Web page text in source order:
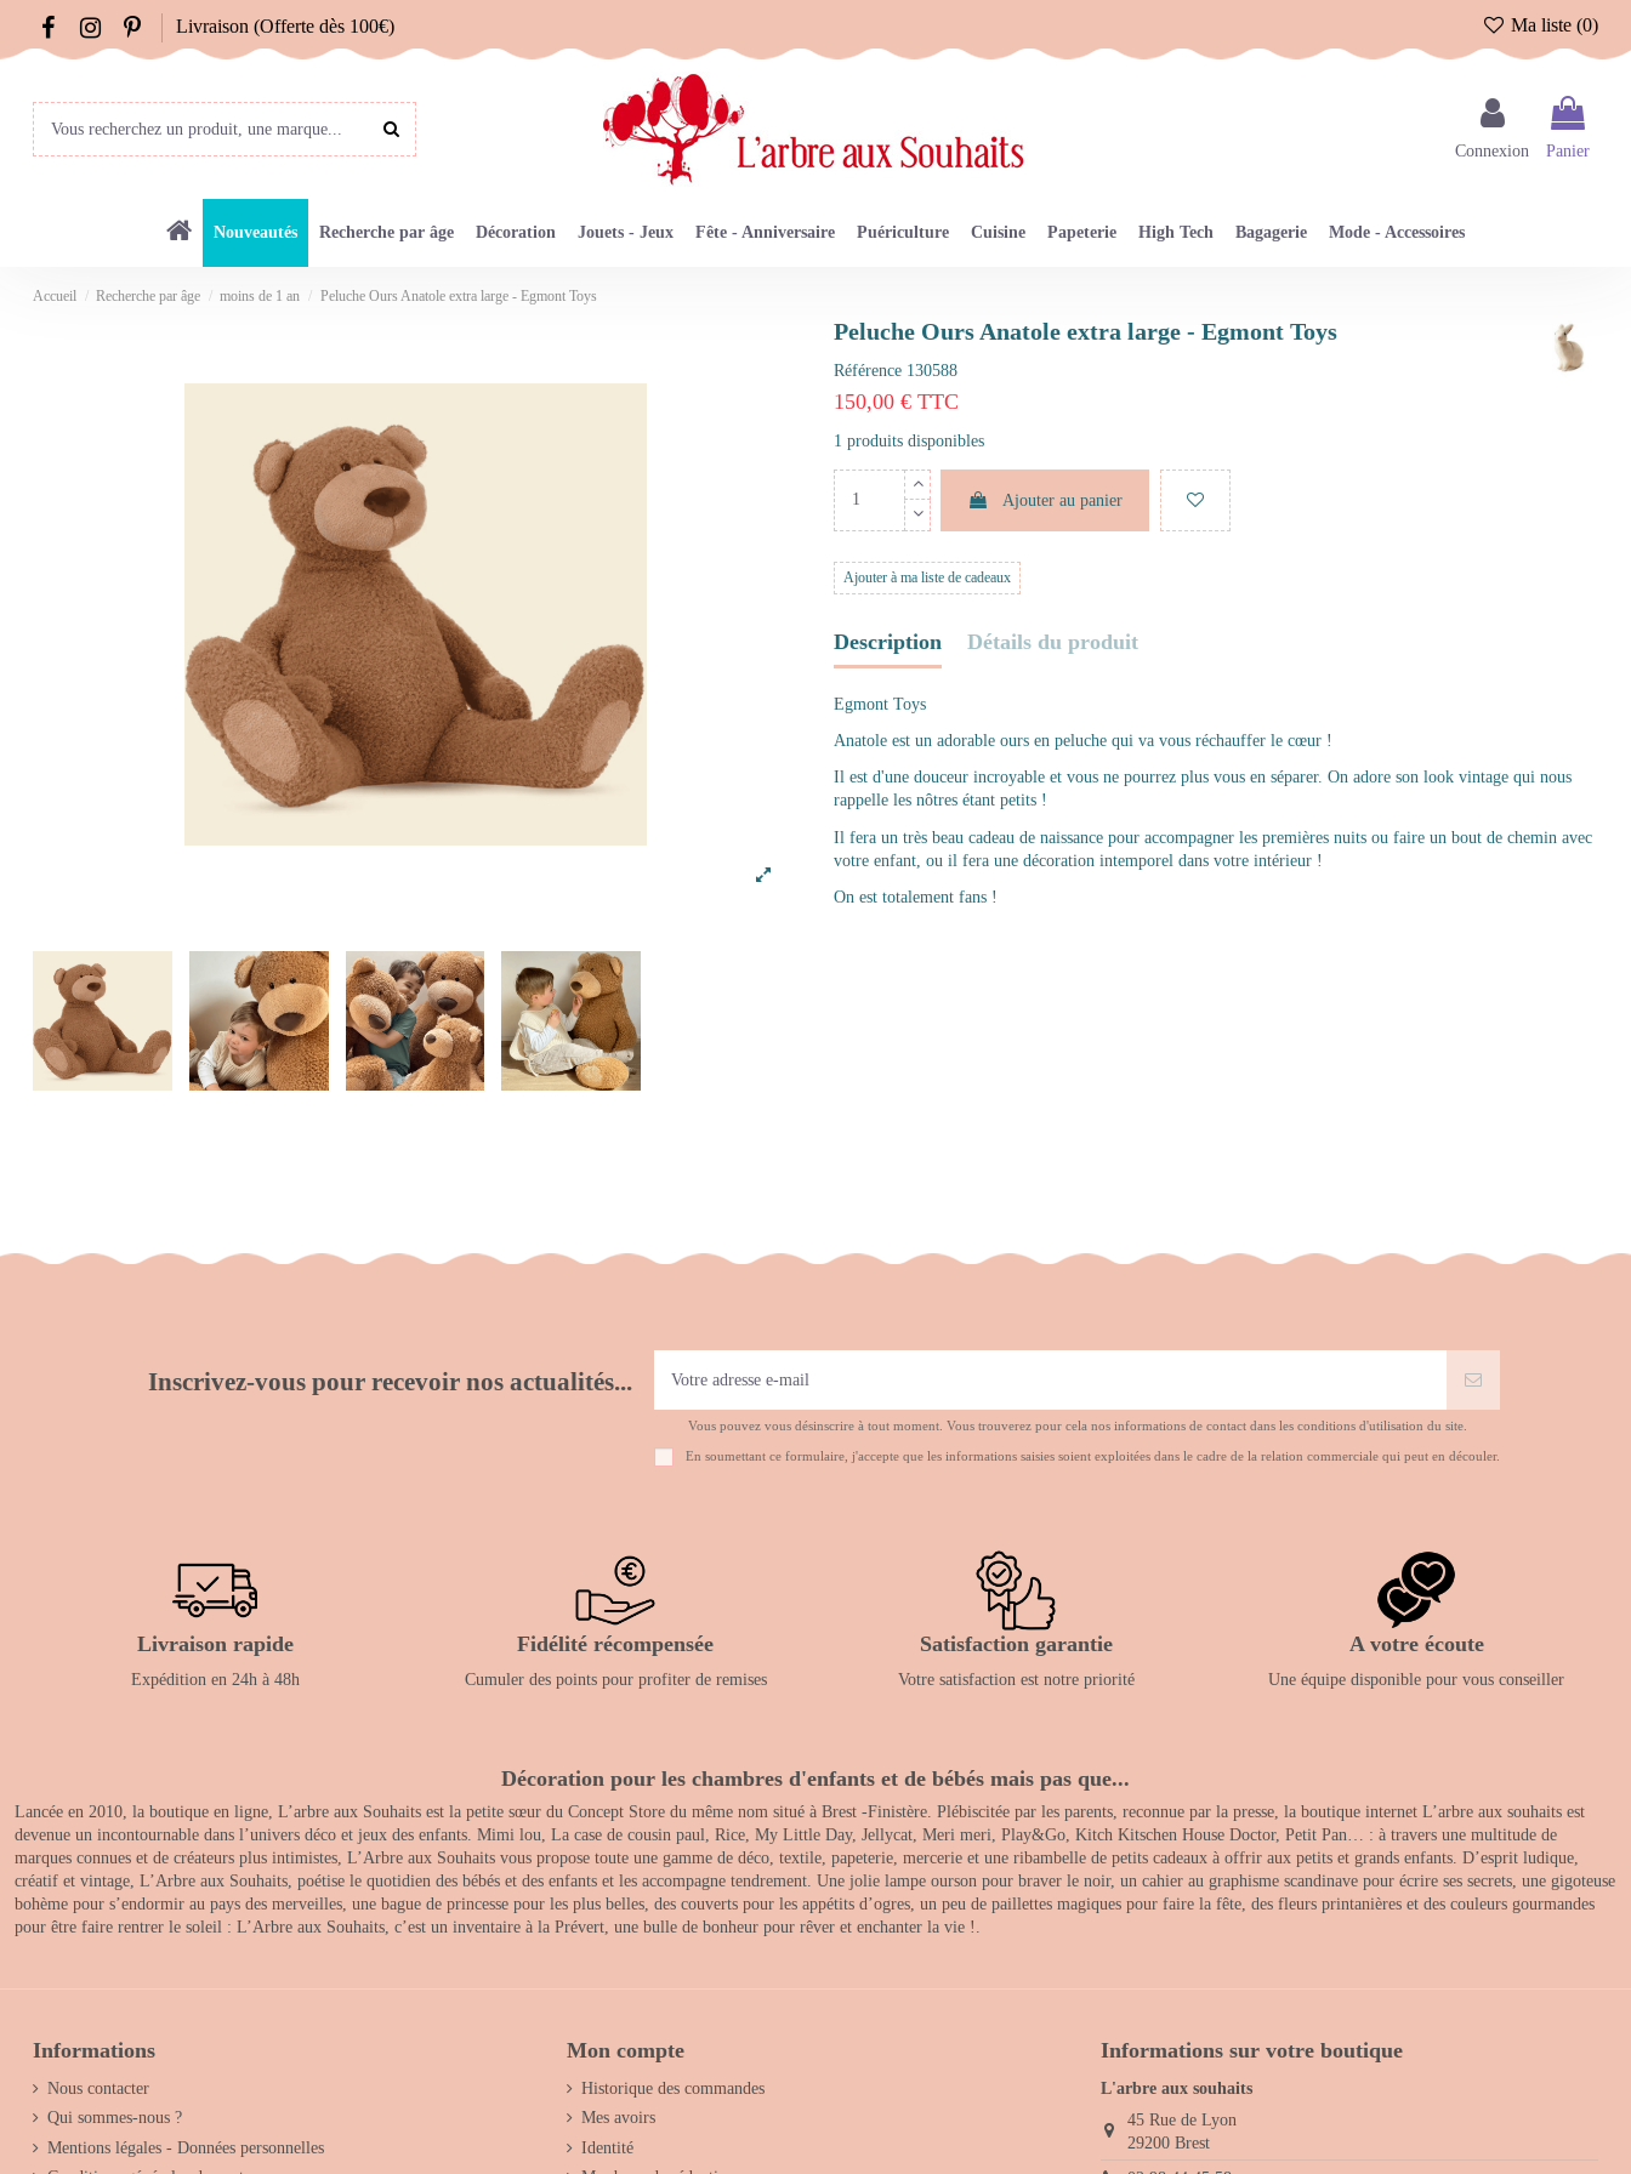
Livraison (Offerte dès 100€) Ma liste (0)
Connexion Panier
Nouveautés Recherche par âge Décoration Jouets - Jeux Fête - Anniversaire Puériculture Cuisine Papeterie High Tech Bagagerie Mode - Accessoires
Accueil Recherche par âge moins de 1 an Peluche Ours Anatole extra large - Egmont Toys
Peluche Ours Anatole extra large - Egmont Toys
Référence 130588
150,00 € TTC
1 produits disponibles
Ajouter au panier
Ajouter à ma liste de cadeaux
Description Détails du produit
Egmont Toys
Anatole est un adorable ours en peluche qui va vous réchauffer le cœur !
Il est d'une douceur incroyable et vous ne pourrez plus vous en séparer. On adore son look vintage qui nous
rappelle les nôtres étant petits !
Il fera un très beau cadeau de naissance pour accompagner les premières nuits ou faire un bout de chemin avec
votre enfant, ou il fera une décoration intemporel dans votre intérieur !
On est totalement fans !
Inscrivez-vous pour recevoir nos actualités...
Vous pouvez vous désinscrire à tout moment. Vous trouverez pour cela nos informations de contact dans les conditions d'utilisation du site.
En soumettant ce formulaire, j'accepte que les informations saisies soient exploitées dans le cadre de la relation commerciale qui peut en découler.
Livraison rapide
Expédition en 24h à 48h
Fidélité récompensée
Cumuler des points pour profiter de remises
Satisfaction garantie
Votre satisfaction est notre priorité
A votre écoute
Une équipe disponible pour vous conseiller
Décoration pour les chambres d'enfants et de bébés mais pas que...
Lancée en 2010, la boutique en ligne, L’arbre aux Souhaits est la petite sœur du Concept Store du même nom situé à Brest -Finistère. Plébiscitée par les parents, reconnue par la presse, la boutique internet L’arbre aux souhaits est
devenue un incontournable dans l’univers déco et jeux des enfants. Mimi lou, La case de cousin paul, Rice, My Little Day, Jellycat, Meri meri, Play&Go, Kitch Kitschen House Doctor, Petit Pan… : à travers une multitude de
marques connues et de créateurs plus intimistes, L’Arbre aux Souhaits vous propose toute une gamme de déco, textile, papeterie, mercerie et une ribambelle de petits cadeaux à offrir aux petits et grands enfants. D’esprit ludique,
créatif et vintage, L’Arbre aux Souhaits, poétise le quotidien des bébés et des enfants et les accompagne tendrement. Une jolie lampe ourson pour braver le noir, un cahier au graphisme scandinave pour écrire ses secrets, une gigoteuse
bohème pour s’endormir au pays des merveilles, une bague de princesse pour les plus belles, des couverts pour les appétits d’ogres, un peu de paillettes magiques pour faire la fête, des fleurs printanières et des couleurs gourmandes
pour être faire rentrer le soleil : L’Arbre aux Souhaits, c’est un inventaire à la Prévert, une bulle de bonheur pour rêver et enchanter la vie !.
Informations
Nous contacter
Qui sommes-nous ?
Mentions légales - Données personnelles
Mon compte
Historique des commandes
Mes avoirs
Identité
Informations sur votre boutique
L'arbre aux souhaits
45 Rue de Lyon
29200 Brest